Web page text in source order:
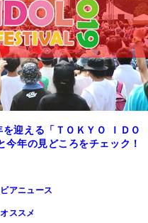
迎える「ＴＯＫＹＯ ＩＤＯ
今年の見どころをチェック！
アニュース
オススメ